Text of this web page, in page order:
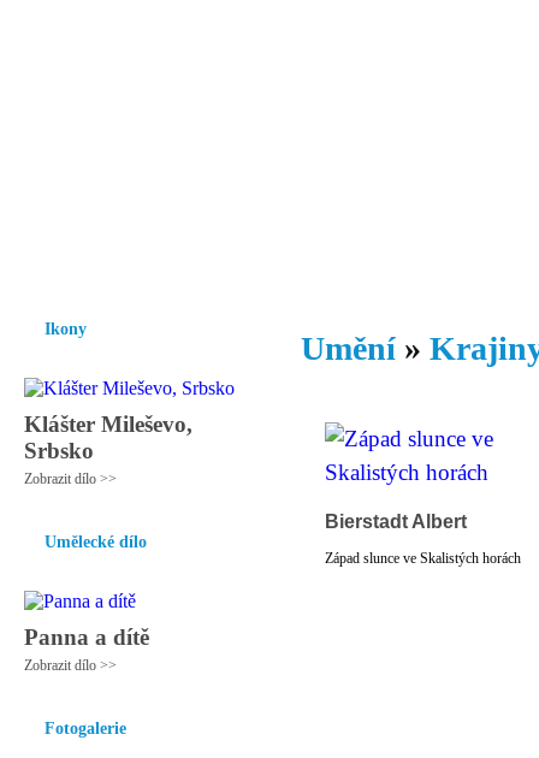
Ikony
Klášter Mileševo,
Srbsko
Zobrazit dílo >>
Umělecké dílo
Panna a dítě
Zobrazit dílo >>
Fotogalerie
Umění »
Bierstadt Albert
Západ slunce ve Skalistých horách